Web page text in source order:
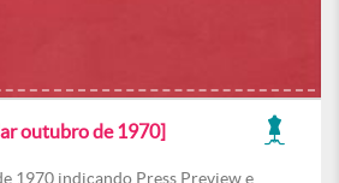
outubro de 1970]
1970 indicando Press Preview e